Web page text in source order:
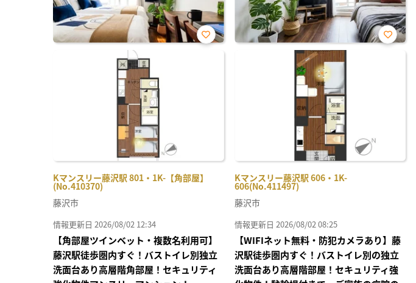
Kマンスリー藤沢駅 801・1K-【角部屋】
(No.410370)
お気
藤沢市
情報更新日 2026/08/02 12:34
【角部屋ツインベット・複数名利用可】
藤沢駅徒歩圏内すぐ！バストイレ別独立
洗面台あり高層階角部屋！セキュリティ
Kマンスリー藤沢駅 606・1K-
606(No.411497)
お気
藤沢市
情報更新日 2026/08/02 08:25
【WIFIネット無料・防犯カメラあり】藤
沢駅徒歩圏内すぐ！バストイレ別の独立
洗面台あり高層階部屋！セキュリティ強